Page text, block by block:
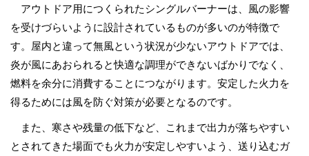
アウトドア用につくられたシングルバーナーは、風の影響
を受けづらいように設計されているものが多いのが特徴で
す。屋内と違って無風という状況が少ないアウトドアでは、
炎が風にあおられると快適な調理ができないばかりでなく、
燃料を余分に消費することにつながります。安定した火力を
得るためには風を防ぐ対策が必要となるのです。
また、寒さや残量の低下など、これまで出力が落ちやすい
とされてきた場面でも火力が安定しやすいよう、送り込むガ